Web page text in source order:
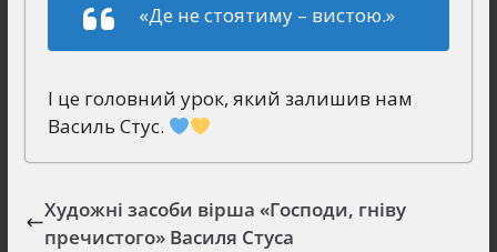
«Де не стоятиму – вистою.»
І це головний урок, який залишив нам
Василь Стус.
Художні засоби вірша «Господи, гніву
пречистого» Василя Стуса